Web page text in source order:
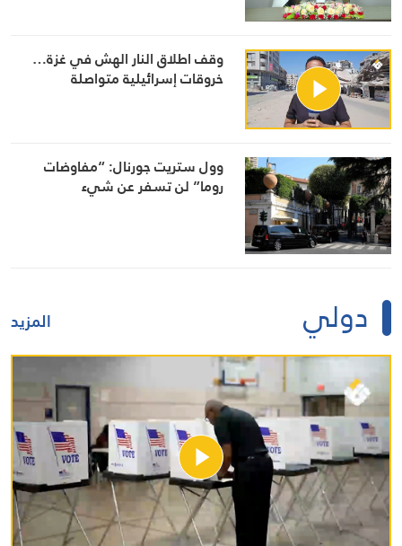
وقف اطلاق النار الهش في غزة…
خروقات إسرائيلية متواصلة
وول ستريت جورنال: “مفاوضات
روما” لن تسفر عن شيء
دولي المزيد